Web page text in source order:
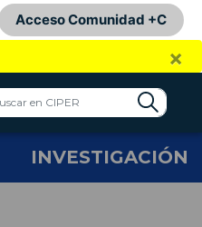
Acceso Comunidad +C
×
INVESTIGACIÓN